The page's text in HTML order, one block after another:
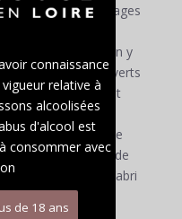
Loire. L’Anjou Villages
communes du
Deux Sèvres. On y
sont parfois recouverts
majoritairement
l’appellation.
sélectionnée parce
à la production de
parfaitement à l’abri
et sec.
connaissance
relative à
alcoolisées
d'alcool est
consommer avec